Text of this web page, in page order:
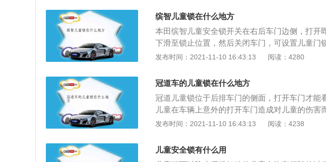
的儿童在行车过程中把门打开，从而避免危险，
开门。儿童锁主要有三类：分别为按键式、拨杆
有所不同。按键式：上锁的按键位于中控区域或
锁。拨杆式和旋钮式：上锁的锁芯都在后排车门
锁芯的方式上锁。
缤智儿童锁在什么地方
本田缤智儿童安全锁开关在右后车门边侧，打开
下滑至锁止位置，然后关闭车门，可设置儿童门
门。当无法从车内打开后车门时，检查儿童门锁
动车门外把手即可（确保驾驶员侧的锁止凸舌置
能，将拨杆推至解锁位置。闭锁轿车时，切勿让
内，否则他们可能将自己困在车内。在紧急情况
轿车或自救。困在车内的人员可能承受车内酷热
锁的轿车内的温度可能很高或很低，车内人员极
发布时间：2021-11-10 16:43:13 阅读：4280
冠道车的儿童锁在什么地方
冠道儿童锁位于后排车门的侧面，打开车门才能
儿童在车辆上意外的打开车门造成对儿童的伤害
的工作原理是安装在车子的后门锁上的。打开后
能打开了，只能在车外打开。儿童锁装置起作用
还是处于锁止状态。如果想要打开后门只能在中
发布时间：2021-11-10 16:43:13 阅读：4238
儿童安全锁有什么用